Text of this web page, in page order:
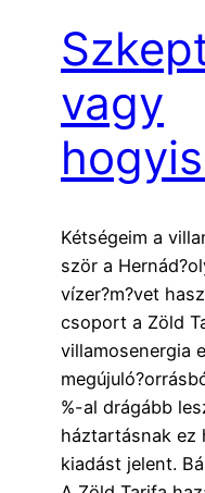
vagy
Kétségeim a
ször a
vízer?m?vet
csoport a Zöld
villamosenergia
%-al drágább
háztartásnak ez
kiadást jelent.